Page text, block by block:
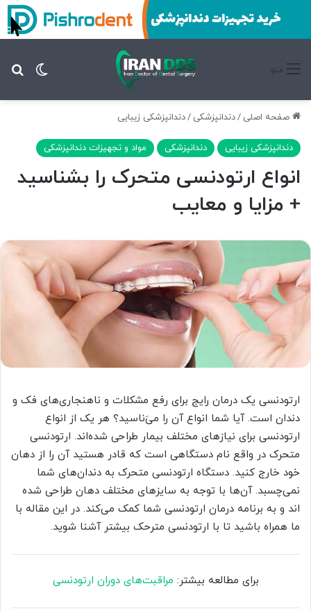
تغییر منو
صفحه اصلی /دندانپزشکی /دندانپزشکی زیبایی
دندانپزشکی زیبایی دندانپزشکی مواد و تجهیزات دندانپزشکی
انواع ارتودنسی متحرک را بشناسید
+ مزایا و معایب
ارتودنسی یک درمان رایج برای رفع مشکلات و ناهنجاری‌های فک و
دندان است. آیا شما انواع آن را می‌َناسید؟ هر یک از انواع
ارتودنسی برای نیازهای مختلف بیمار طراحی شده‌اند. ارتودنسی
متحرک در واقع نام دستگاهی است که قادر هستید آن را از دهان
خود خارج کنید. دستگاه ارتودنسی متحرک به دندان­‌های شما
نمی‌چسبد. آن­‌ها با توجه به سایزهای مختلف دهان طراحی شده­‌
اند و به برنامه درمان ارتودنسی شما کمک می­‌کند. در این مقاله با
ما همراه باشید تا با ارتودنسی مترحک بیشتر آشنا شوید.
برای مطالعه بیشتر: مراقبت‌های دوران ارتودنسی